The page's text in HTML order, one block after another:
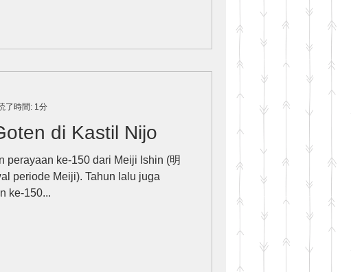
di Kastil Nijo
perayaan ke-150 dari Meiji Ishin (明
periode Meiji). Tahun lalu juga
ke-150...
了時間: 1分